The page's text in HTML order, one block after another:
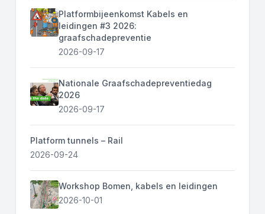
Platformbijeenkomst Kabels en
leidingen #3 2026:
graafschadepreventie
2026-09-17
Nationale Graafschadepreventiedag
2026
2026-09-17
Platform tunnels – Rail
2026-09-24
Workshop Bomen, kabels en leidingen
2026-10-01